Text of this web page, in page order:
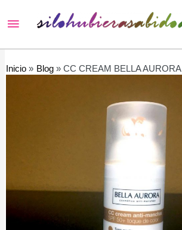
Menú
principal
Inicio Blog CC CREAM BELLA AURORA